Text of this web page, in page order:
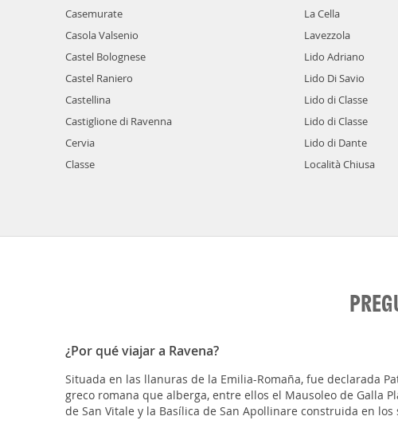
Casemurate
Casola Valsenio
Castel Bolognese
Castel Raniero
Castellina
Castiglione di Ravenna
Cervia
Classe
La Cella
Lavezzola
Lido Adriano
Lido Di Savio
Lido di Classe
Lido di Classe
Lido di Dante
Località Chiusa
¿Por qué viajar a Ravena?
Situada en las llanuras de la Emilia-Romaña, fue declarada
greco romana que alberga, entre ellos el Mausoleo de Galla
de San Vitale y la Basílica de San Apollinare construida en los